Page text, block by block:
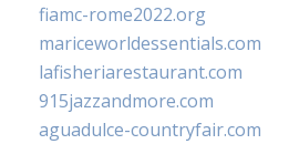
fiamc-rome2022.org
mariceworldessentials.com
lafisheriarestaurant.com
915jazzandmore.com
aguadulce-countryfair.com